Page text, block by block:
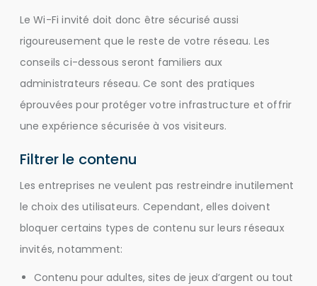
Le Wi-Fi invité doit donc être sécurisé aussi
rigoureusement que le reste de votre réseau. Les
conseils ci-dessous seront familiers aux
administrateurs réseau. Ce sont des pratiques
éprouvées pour protéger votre infrastructure et offrir
une expérience sécurisée à vos visiteurs.
Filtrer le contenu
Les entreprises ne veulent pas restreindre inutilement
le choix des utilisateurs. Cependant, elles doivent
bloquer certains types de contenu sur leurs réseaux
invités, notamment:
Contenu pour adultes, sites de jeux d’argent ou tout